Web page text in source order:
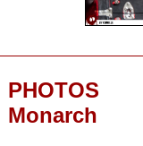
PHOTOS
Monarch